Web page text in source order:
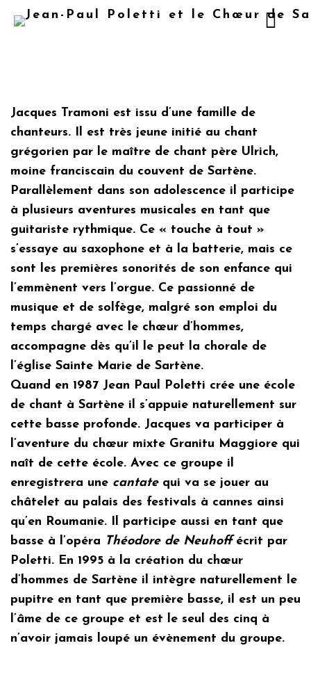
Jacques Tramoni est issu d’une famille de
chanteurs. Il est très jeune initié au chant
grégorien par le maître de chant père Ulrich,
moine franciscain du couvent de Sartène.
Parallèlement dans son adolescence il participe
à plusieurs aventures musicales en tant que
guitariste rythmique. Ce « touche à tout »
s’essaye au saxophone et à la batterie, mais ce
sont les premières sonorités de son enfance qui
l’emmènent vers l’orgue. Ce passionné de
musique et de solfège, malgré son emploi du
temps chargé avec le chœur d’hommes,
accompagne dès qu’il le peut la chorale de
l’église Sainte Marie de Sartène.
Quand en 1987 Jean Paul Poletti crée une école
de chant à Sartène il s’appuie naturellement sur
cette basse profonde. Jacques va participer à
l’aventure du chœur mixte Granitu Maggiore qui
naît de cette école. Avec ce groupe il
enregistrera une cantatequi va se jouer au
châtelet au palais des festivals à cannes ainsi
qu’en Roumanie. Il participe aussi en tant que
basse à l’opéra Théodore de Neuhoffécrit par
Poletti. En 1995 à la création du chœur
d’hommes de Sartène il intègre naturellement le
pupitre en tant que première basse, il est un peu
l’âme de ce groupe et est le seul des cinq à
n’avoir jamais loupé un évènement du groupe.